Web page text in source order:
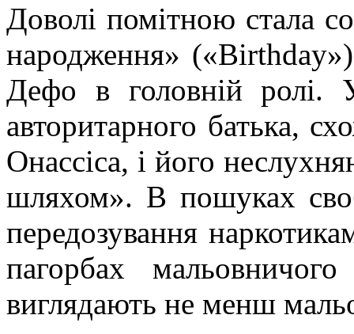
Доволі помітною стала
народження» («Birthday
Дефо в головній ролі.
авторитарного батька,
Онассіса, і його
шляхом». В пошуках
передозування
пагорбах
виглядають не менш